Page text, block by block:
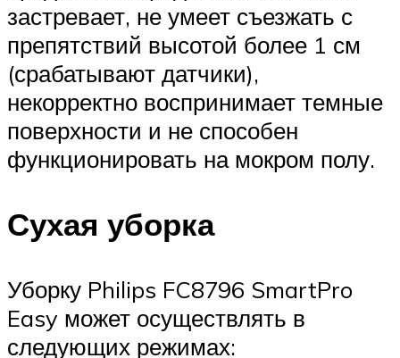
застревает, не умеет съезжать с
препятствий высотой более 1 см
(срабатывают датчики),
некорректно воспринимает темные
поверхности и не способен
функционировать на мокром полу.
Сухая уборка
Уборку Philips FC8796 SmartPro
Easy может осуществлять в
следующих режимах: